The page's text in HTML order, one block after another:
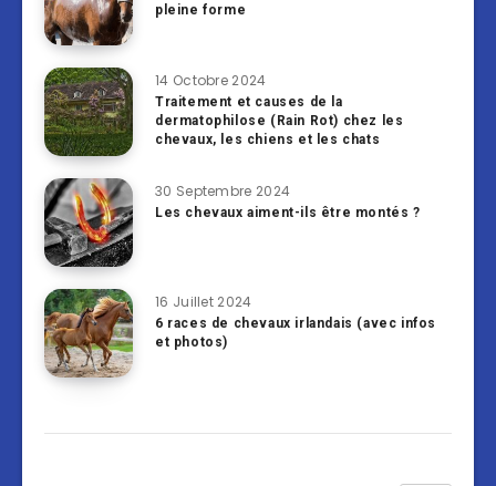
pleine forme
14 Octobre 2024
Traitement et causes de la
dermatophilose (Rain Rot) chez les
chevaux, les chiens et les chats
30 Septembre 2024
Les chevaux aiment-ils être montés ?
16 Juillet 2024
6 races de chevaux irlandais (avec infos
et photos)